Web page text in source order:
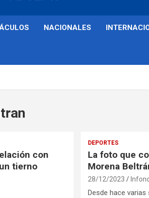
NACIONALES
con
tierno
DEPORTES
La foto que
Morena
28/12/2023
Desde hace